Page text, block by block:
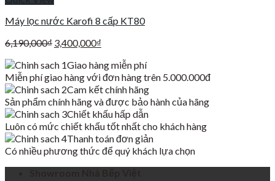
Máy lọc nước Karofi 8 cấp KT80
6,190,000₫ Giá
là:
6,190,000₫.
3,400,000₫
tại
là:
3,400,000₫.
Giao hàng miễn phí
Miễn phí giao hàng với đơn hàng trên 5.000.000đ
Cam kết chính hãng
Sản phẩm chính hãng và được bảo hành của hãng
Chiết khấu hấp dẫn
Luôn có mức chiết khấu tốt nhất cho khách hàng
Thanh toán đơn giản
Có nhiều phương thức để quý khách lựa chọn